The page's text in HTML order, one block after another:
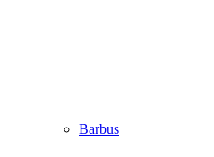
Barbus